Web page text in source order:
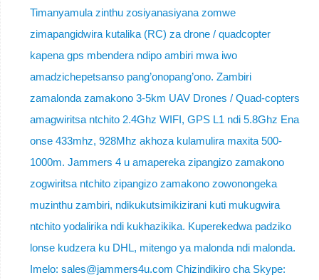
Timanyamula zinthu zosiyanasiyana zomwe
zimapangidwira kutalika (RC) za drone / quadcopter
kapena gps mbendera ndipo ambiri mwa iwo
amadzichepetsanso pang’onopang’ono. Zambiri
zamalonda zamakono 3-5km UAV Drones / Quad-copters
amagwiritsa ntchito 2.4Ghz WIFI, GPS L1 ndi 5.8Ghz Ena
onse 433mhz, 928Mhz akhoza kulamulira maxita 500-
1000m. Jammers 4 u amapereka zipangizo zamakono
zogwiritsa ntchito zipangizo zamakono zowonongeka
muzinthu zambiri, ndikukutsimikizirani kuti mukugwira
ntchito yodalirika ndi kukhazikika. Kuperekedwa padziko
lonse kudzera ku DHL, mitengo ya malonda ndi malonda.
Imelo: sales@jammers4u.com Chizindikiro cha Skype: